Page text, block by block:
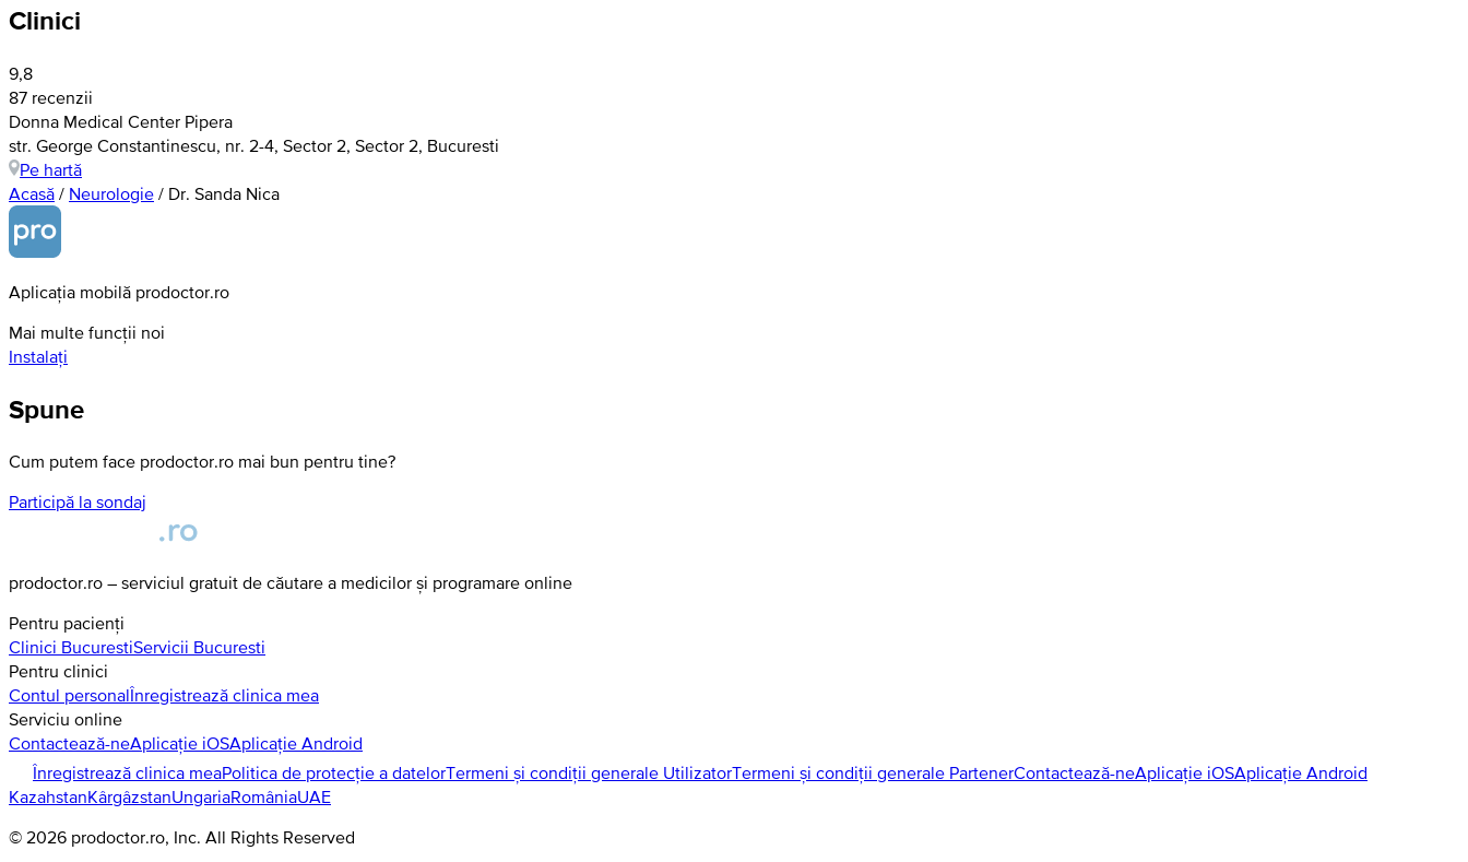
Clinici
9,8
87 recenzii
Donna Medical Center Pipera
str. George Constantinescu, nr. 2-4, Sector 2, Sector 2, Bucuresti
Pe hartă
Acasă / Neurologie / Dr. Sanda Nica
Aplicația mobilă prodoctor.ro
Mai multe funcții noi
Instalați
Spune
Cum putem face prodoctor.ro mai bun pentru tine?
Participă la sondaj
prodoctor.ro – serviciul gratuit de căutare a medicilor și programare online
Pentru pacienți
Clinici BucurestiServicii Bucuresti
Pentru clinici
Contul personalÎnregistrează clinica mea
Serviciu online
Contactează-neAplicație iOSAplicație Android
Înregistrează clinica meaPolitica de protecție a datelorTermeni și condiții generale UtilizatorTermeni și condiții generale PartenerContactează-neAplicație iOSAplicație Android
KazahstanKârgâzstanUngariaRomâniaUAE
© 2026 prodoctor.ro, Inc. All Rights Reserved